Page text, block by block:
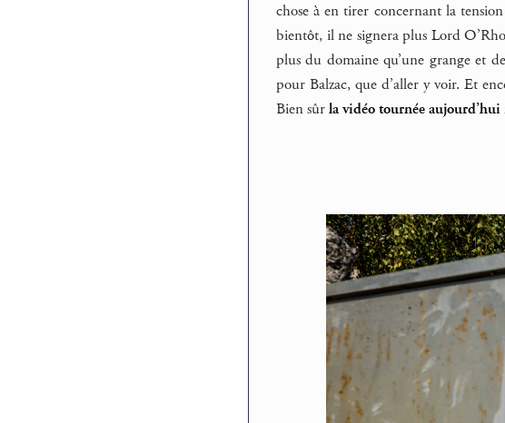
chose à en tirer concernant la
bientôt, il ne signera plus Lord
plus du domaine qu’une grange et
pour Balzac, que d’aller y voir. Et
Bien sûrla vidéo tournée aujourd’hui